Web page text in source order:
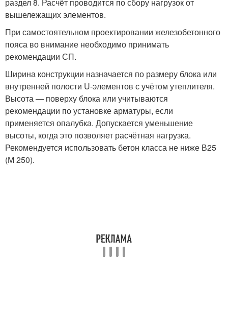
вышележащих элементов.
При самостоятельном проектировании железобетонного
пояса во внимание необходимо принимать
рекомендации СП.
Ширина конструкции назначается по размеру блока или
внутренней полости U-элементов с учётом утеплителя.
Высота — поверху блока или учитываются
рекомендации по установке арматуры, если
применяется опалубка. Допускается уменьшение
высоты, когда это позволяет расчётная нагрузка.
Рекомендуется использовать бетон класса не ниже В25
(М 250).